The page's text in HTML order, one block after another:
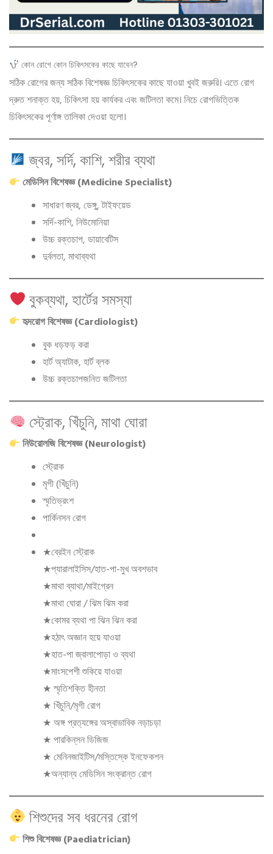
কোন রোগে কোন চিকিৎসকের কাছে যাবেন?
সঠিক রোগের জন্য সঠিক বিশেষজ্ঞ চিকিৎসকের কাছে যাওয়া খুবই জরুরি। এতে রোগ
দ্রুত শনাক্ত হয়, চিকিৎসা হয় কার্যকর এবং জটিলতা কমে। নিচে রোগভিত্তিক
চিকিৎসকের পূর্ণাঙ্গ তালিকা দেওয়া হলো।
জ্বর, সর্দি, কাশি, শরীর ব্যথা
মেডিসিন বিশেষজ্ঞ (Medicine Specialist)
সাধারণ জ্বর, ডেঙ্গু, টাইফয়েড
সর্দি-কাশি, নিউমোনিয়া
উচ্চ রক্তচাপ, ডায়াবেটিস
দুর্বলতা, মাথাব্যথা
বুকব্যথা, হার্টের সমস্যা
হৃদরোগ বিশেষজ্ঞ (Cardiologist)
বুক ধড়ফড় করা
হার্ট অ্যাটাক, হার্ট ব্লক
উচ্চ রক্তচাপজনিত জটিলতা
স্ট্রোক, খিঁচুনি, মাথা ঘোরা
নিউরোলজি বিশেষজ্ঞ (Neurologist)
স্ট্রোক
মৃগী (খিঁচুনি)
স্মৃতিভ্রংশ
পার্কিনসন রোগ
★ব্রেইন স্ট্রোক
★প্যারালাইসিস/হাত-পা-মুখ অবশভাব
★মাথা ব্যাথা/মাইগ্রেন
★মাথা ঘোরা / ঝিম ঝিম করা
★কোমর ব্যথা পা ঝিন ঝিন করা
★হঠাৎ অজ্ঞান হয়ে যাওয়া
★হাত-পা জ্বালাপোড়া ও ব্যথা
★মাংসপেশী শুকিয়ে যাওয়া
★ স্মৃতিশক্তি হীনতা
★ খিঁচুনি/মৃগী রোগ
★ অঙ্গ প্রত্যঙ্গের অস্বাভাবিক নড়াচড়া
★ পারকিন্‌সন ডিজিজ
★ মেনিনজাইটিস/মস্তিস্কে ইনফেকশন
★অন্যান্য মেডিসিন সংক্রান্ত রোগ
শিশুদের সব ধরনের রোগ
শিশু বিশেষজ্ঞ (Paediatrician)